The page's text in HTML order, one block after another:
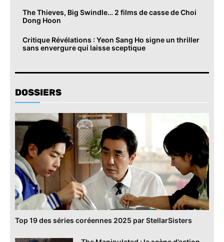
The Thieves, Big Swindle… 2 films de casse de Choi
Dong Hoon
Critique Révélations : Yeon Sang Ho signe un thriller
sans envergure qui laisse sceptique
DOSSIERS
Top 19 des séries coréennes 2025 par StellarSisters